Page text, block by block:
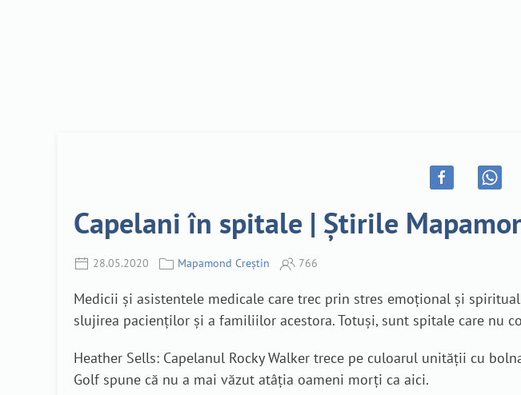
Capelani în spitale | Știrile
28.05.2020 Mapamond Creștin 766
Medicii și asistentele medicale care trec prin stres emoțional și
slujirea pacienților și a familiilor acestora. Totuși, sunt spitale care nu
Heather Sells: Capelanul Rocky Walker trece pe culoarul unității cu
Golf spune că nu a mai văzut atâția oameni morți ca aici.